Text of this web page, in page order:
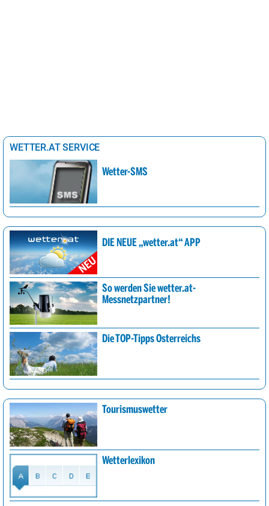
WETTER.AT SERVICE
Wetter-SMS
DIE NEUE „wetter.at“ APP
So werden Sie wetter.at-
Messnetzpartner!
Die TOP-Tipps Österreichs
Tourismuswetter
Wetterlexikon